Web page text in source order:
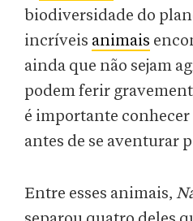
biodiversidade do
incríveis animais
ainda que não sejam
podem ferir
é importante conhecer
antes de se aventurar
Entre esses animais,